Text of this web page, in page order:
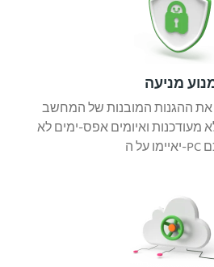
מניעה
את ההגנות המובנות של המחשב
מעודכנות ואיומים אפס-ימים לא